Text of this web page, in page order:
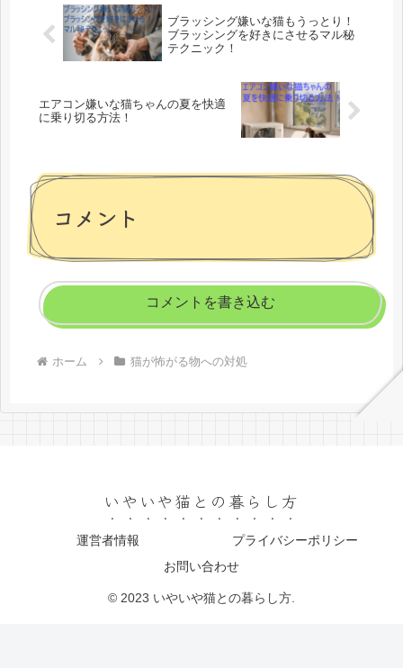
ブラッシング嫌いな猫もうっとり！
ブラッシングを好きにさせるマル秘
テクニック！
エアコン嫌いな猫ちゃんの夏を快適
に乗り切る方法！
コメント
コメントを書き込む
ホーム 猫が怖がる物への対処
いやいや猫との暮らし方
運営者情報
プライバシーポリシー
お問い合わせ
© 2023 いやいや猫との暮らし方.